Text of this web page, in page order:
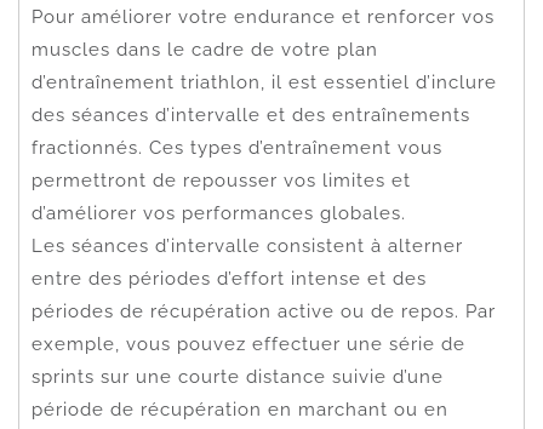
Pour améliorer votre endurance et renforcer vos
muscles dans le cadre de votre plan
d’entraînement triathlon, il est essentiel d’inclure
des séances d’intervalle et des entraînements
fractionnés. Ces types d’entraînement vous
permettront de repousser vos limites et
d’améliorer vos performances globales.
Les séances d’intervalle consistent à alterner
entre des périodes d’effort intense et des
périodes de récupération active ou de repos. Par
exemple, vous pouvez effectuer une série de
sprints sur une courte distance suivie d’une
période de récupération en marchant ou en